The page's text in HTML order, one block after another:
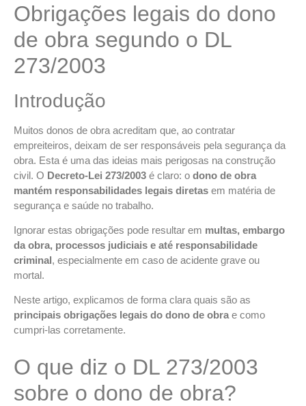
Obrigações legais do dono
de obra segundo o DL
273/2003
Introdução
Muitos donos de obra acreditam que, ao contratar
empreiteiros, deixam de ser responsáveis pela segurança da
obra. Esta é uma das ideias mais perigosas na construção
civil. O Decreto-Lei 273/2003 é claro: o dono de obra
mantém responsabilidades legais diretas em matéria de
segurança e saúde no trabalho.
Ignorar estas obrigações pode resultar em multas, embargo
da obra, processos judiciais e até responsabilidade
criminal, especialmente em caso de acidente grave ou
mortal.
Neste artigo, explicamos de forma clara quais são as
principais obrigações legais do dono de obrae como
cumpri-las corretamente.
O que diz o DL 273/2003
sobre o dono de obra?